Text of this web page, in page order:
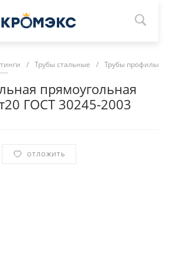
/ Трубы стальные / Трубы
прямоугольная
ГОСТ 30245-2003
ОТЛОЖИТЬ